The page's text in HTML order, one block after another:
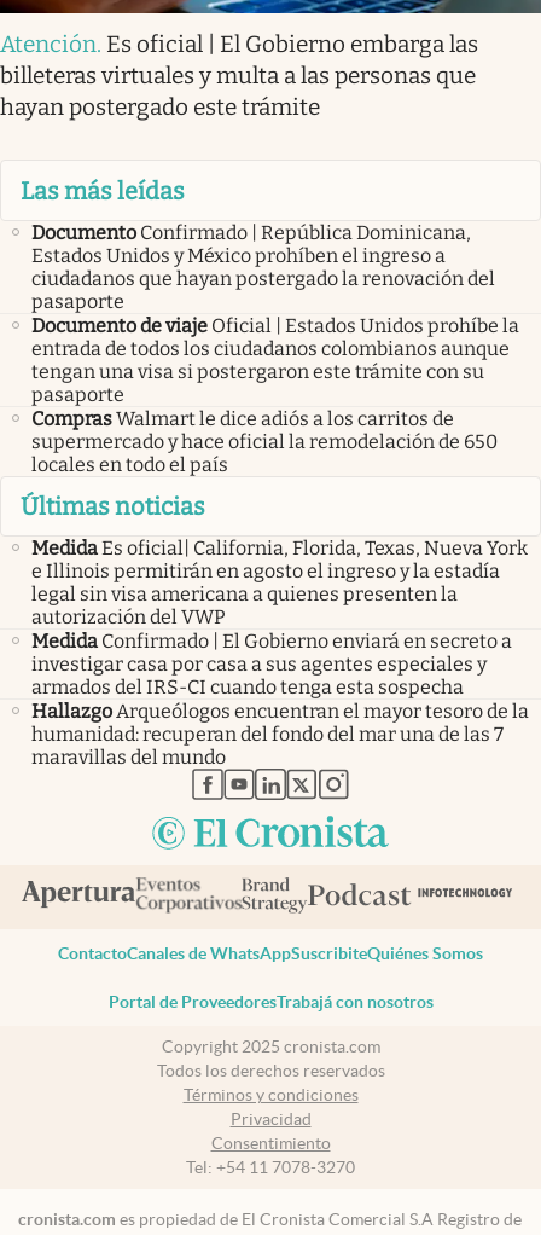
Atención. Es oficial | El Gobierno embarga las
billeteras virtuales y multa a las personas que
hayan postergado este trámite
Las más leídas
Documento Confirmado | República Dominicana,
Estados Unidos y México prohíben el ingreso a
ciudadanos que hayan postergado la renovación del
pasaporte
Documento de viaje Oficial | Estados Unidos prohíbe la
entrada de todos los ciudadanos colombianos aunque
tengan una visa si postergaron este trámite con su
pasaporte
ComprasWalmart le dice adiós a los carritos de
supermercado y hace oficial la remodelación de 650
locales en todo el país
Últimas noticias
MedidaEs oficial| California, Florida, Texas, Nueva York
e Illinois permitirán en agosto el ingreso y la estadía
legal sin visa americana a quienes presenten la
autorización del VWP
Medida Confirmado | El Gobierno enviará en secreto a
investigar casa por casa a sus agentes especiales y
armados del IRS-CI cuando tenga esta sospecha
HallazgoArqueólogos encuentran el mayor tesoro de la
humanidad: recuperan del fondo del mar una de las 7
maravillas del mundo
abre en nueva pestaña
abre en nueva pestaña
abre en nueva pestaña
abre en nueva pestaña
abre en nueva pestaña
ContactoCanales de WhatsAppSuscribiteQuiénes Somos
Portal de ProveedoresTrabajá con nosotros
Copyright 2025 cronista.com
Todos los derechos reservados
Términos y condiciones
Privacidad
Consentimiento
Tel: +54 11 7078-3270
cronista.com es propiedad de El Cronista Comercial S.A Registro de